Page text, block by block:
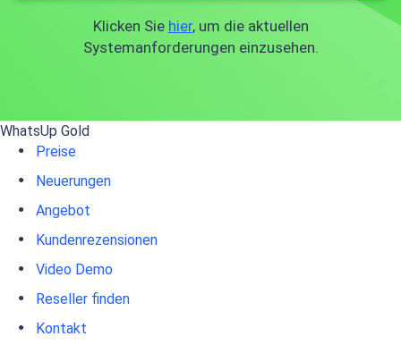
Klicken Sie hier, um die aktuellen
Systemanforderungen einzusehen.
WhatsUp Gold
Preise
Neuerungen
Angebot
Kundenrezensionen
Video Demo
Reseller finden
Kontakt